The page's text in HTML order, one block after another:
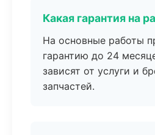
Какая гарантия на
На основные работы
гарантию до 24
зависят от услуги и
запчастей.